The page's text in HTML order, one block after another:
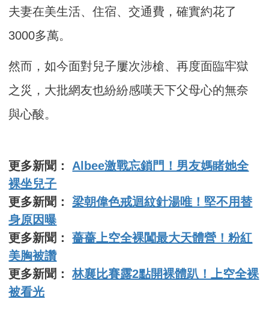
夫妻在美生活、住宿、交通費，確實約花了
3000多萬。
然而，如今面對兒子屢次涉槍、再度面臨牢獄
之災，大批網友也紛紛感嘆天下父母心的無奈
與心酸。
更多新聞： Albee激戰忘鎖門！男友媽睹她全
裸坐兒子
更多新聞：梁朝偉色戒迴紋針湯唯！堅不用替
身原因曝
更多新聞：薔薔上空全裸闖最大天體營！粉紅
美胸被讚
更多新聞：林襄比賽露2點開裸體趴！上空全裸
被看光